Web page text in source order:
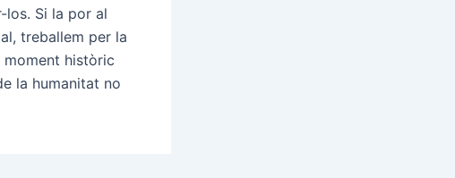
los. Si la por al
treballem per la
històric
la humanitat no